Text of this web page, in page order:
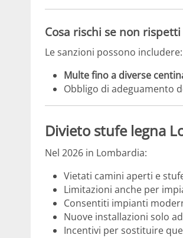
Cosa rischi se non
Le sanzioni possono includere:
Multe fino a diverse
Obbligo di adeguamento
Divieto stufe legna
Nel 2026 in Lombardia:
Vietati camini aperti e
Limitazioni anche per
Consentiti impianti
Nuove installazioni solo
Incentivi per sostituire